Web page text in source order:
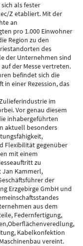
als fester
Z etabliert. Mit der
an
pro 1.000 Einwohner
Region zu den
des
der Unternehmen sind
der Messe vertreten.
befindet sich die
in einer Rezession, das
im
Vor genau diesem
inhabergeführten
aktuell besonders
Flexibilität gegenüber
mit einem
zu
Jan Kammerl,
der
Erzgebirge GmbH und
aus dem
Federnfertigung,
Kabelkonfektion
vereint.